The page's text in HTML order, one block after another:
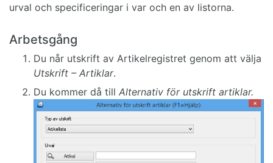
urval och specificeringar i var och en av listorna.
Arbetsgång
Du når utskrift av Artikelregistret genom att välja
Utskrift – Artiklar.
Du kommer då till Alternativ för utskrift artiklar.